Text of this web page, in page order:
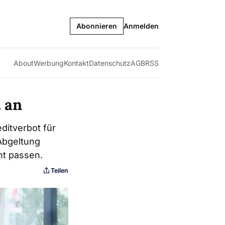
Abonnieren Anmelden
AboutWerbungKontaktDatenschutzAGBRSS
für
passen.
Teilen